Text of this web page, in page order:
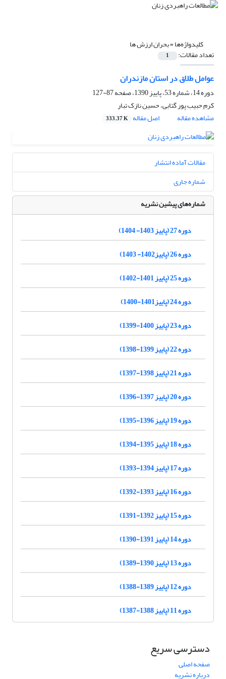
کلیدواژه‌ها =بحران ارزش ها
تعداد مقالات: 1
عوامل طلاق در استان مازندران
دوره 14، شماره 53، پاییز 1390، صفحه
87-127
کرم حبیب پور گتابی، حسین نازک تبار
مشاهده مقاله
اصل مقاله 333.37 K
مقالات آماده انتشار
شماره جاری
شماره‌های پیشین نشریه
دوره 27 (پاییز 1403- 1404)
دوره 26 (پاییز1402- 1403)
دوره 25 (پاییز 1401-1402)
دوره 24 (پاییز1401-1400)
دوره 23 (پاییز 1400-1399)
دوره 22 (پاییز 1399-1398)
دوره 21 (پاییز 1398-1397)
دوره 20 (پاییز 1397-1396)
دوره 19 (پاییز 1396-1395)
دوره 18 (پاییز 1395-1394)
دوره 17 (پاییز 1394-1393)
دوره 16 (پاییز 1393-1392)
دوره 15 (پاییز 1392-1391)
دوره 14 (پاییز 1391-1390)
دوره 13 (پاییز 1390-1389)
دوره 12 (پاییز 1389-1388)
دوره 11 (پاییز 1388-1387)
دسترسی سریع
صفحه اصلی
درباره نشریه